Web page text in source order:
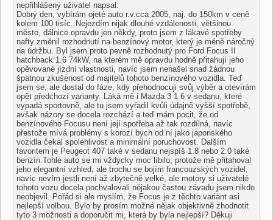
nepřihlášený uživatel napsal:
Dobrý den, vybírám ojeté auto r.v.cca 2005, naj. do 150km v ceně
kolem 100 tisíc. Nejezdím nijak dlouhé vzdálenosti, většinou
město, dálnice opravdu jen někdy, proto jsem z lákavé spotřeby
nafty změnil rozhodnutí na benzínový motor, který je méně náročný
na údržbu. Byl jsem proto pevně rozhodnutý pro Ford Focus II
hatchback 1.6 74kW, na kterém mě opravdu hodně přitahují jeho
opěvované jízdní vlastnosti, navíc jsem nenašel snad žádnou
špatnou zkušenost od majitelů tohoto benzínového vozidla. Teď
jsem se, ale dostal do fáze, kdy přehodnocuji svůj výběr a otevírám
opět předchozí varianty. Láká mě i Mazda 3 1.6 v sedanu, které
vypadá sportovně, ale tu jsem vyřadil kvůli údajně vyšší spotřebě,
avšak názory se docela rozchází a teď mám pocit, že od
benzínového Focusu není její spotřeba až tak rozdílná, navíc
přestože mívá problémy s korozí bych od ní jako japonského
vozidla čekal spolehlivost a minimální poruchovost. Dalším
favoritem je Peugeot 407 také v sedanu nejspíš 1.8 nebo 2.0 také
benzín.Tohle auto se mi vždycky moc líbilo, protože mě přitahoval
jeho elegantní vzhled, ale trochu se bojím francouzských vozidel,
navíc nevím jestli není až zbytečně velké, ale motory si uživatelé
tohoto vozu docela pochvalovali nějakou častou závadu jsem nikde
neobjevil. Pořád si ale myslím, že Focus je z těchto variant asi
nejlepší volbou. Bylo by prosím možné nějak objektivně zhodnotit
tyto 3 možnosti a doporučit mi, která by byla nejlepší? Děkuji